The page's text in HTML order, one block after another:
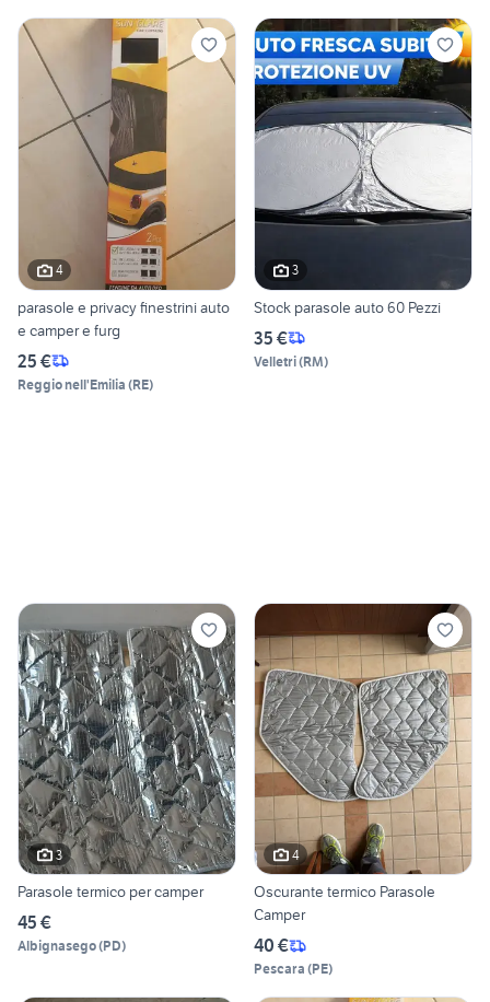
4
parasole e privacy finestrini auto
e camper e furg
25 €
Reggio nell'Emilia (RE)
3
Stock parasole auto 60 Pezzi
35 €
Velletri(RM)
3
Parasole termico per camper
45 €
Albignasego(PD)
4
Oscurante termico Parasole
Camper
40 €
Pescara (PE)